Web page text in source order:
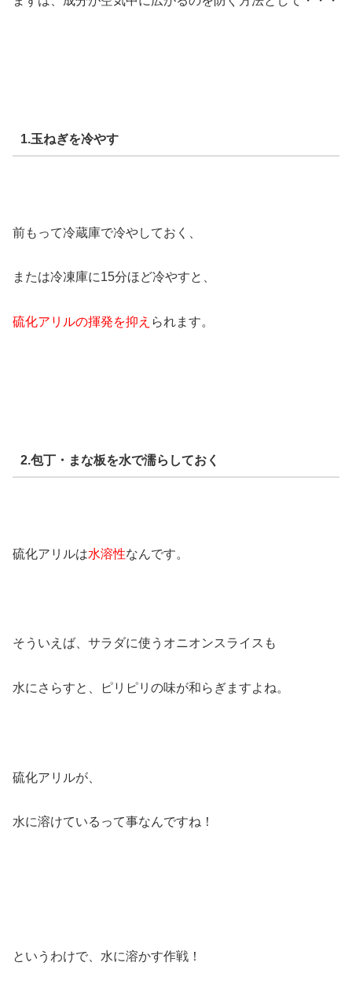
1.玉ねぎを冷やす
前もって冷蔵庫で冷やしておく、
または冷凍庫に15分ほど冷やすと、
硫化アリルの揮発を抑え られます。
2.包丁・まな板を水で濡らしておく
硫化アリルは水溶性なんです。
そういえば、サラダに使うオニオンスライスも
水にさらすと、ピリピリの味が和らぎますよね。
硫化アリルが、
水に溶けているって事なんですね！
というわけで、水に溶かす作戦！